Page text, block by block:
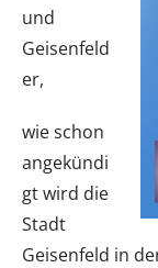
und
Geisenfeld
er,
wie schon
angekündi
gt wird die
Stadt
Geisenfeld in